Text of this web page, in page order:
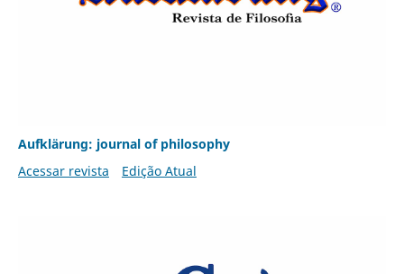
Aufklärung: journal of philosophy
Acessar revista
Edição Atual